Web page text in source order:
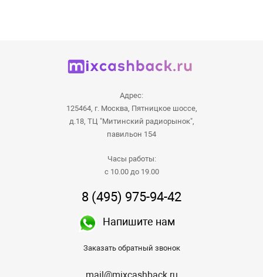
Адрес:
125464, г. Москва, Пятницкое шоссе,
д.18, ТЦ "Митинский радиорынок",
павильон 154
Часы работы:
с 10.00 до 19.00
8 (495) 975-94-42
Напишите нам
Заказать обратный звонок